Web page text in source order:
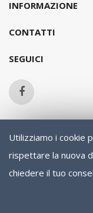
Utilizziamo i cookie
rispettare la nuova
chiedere il tuo
INFORMAZIONE
CONTATTI
SEGUICI